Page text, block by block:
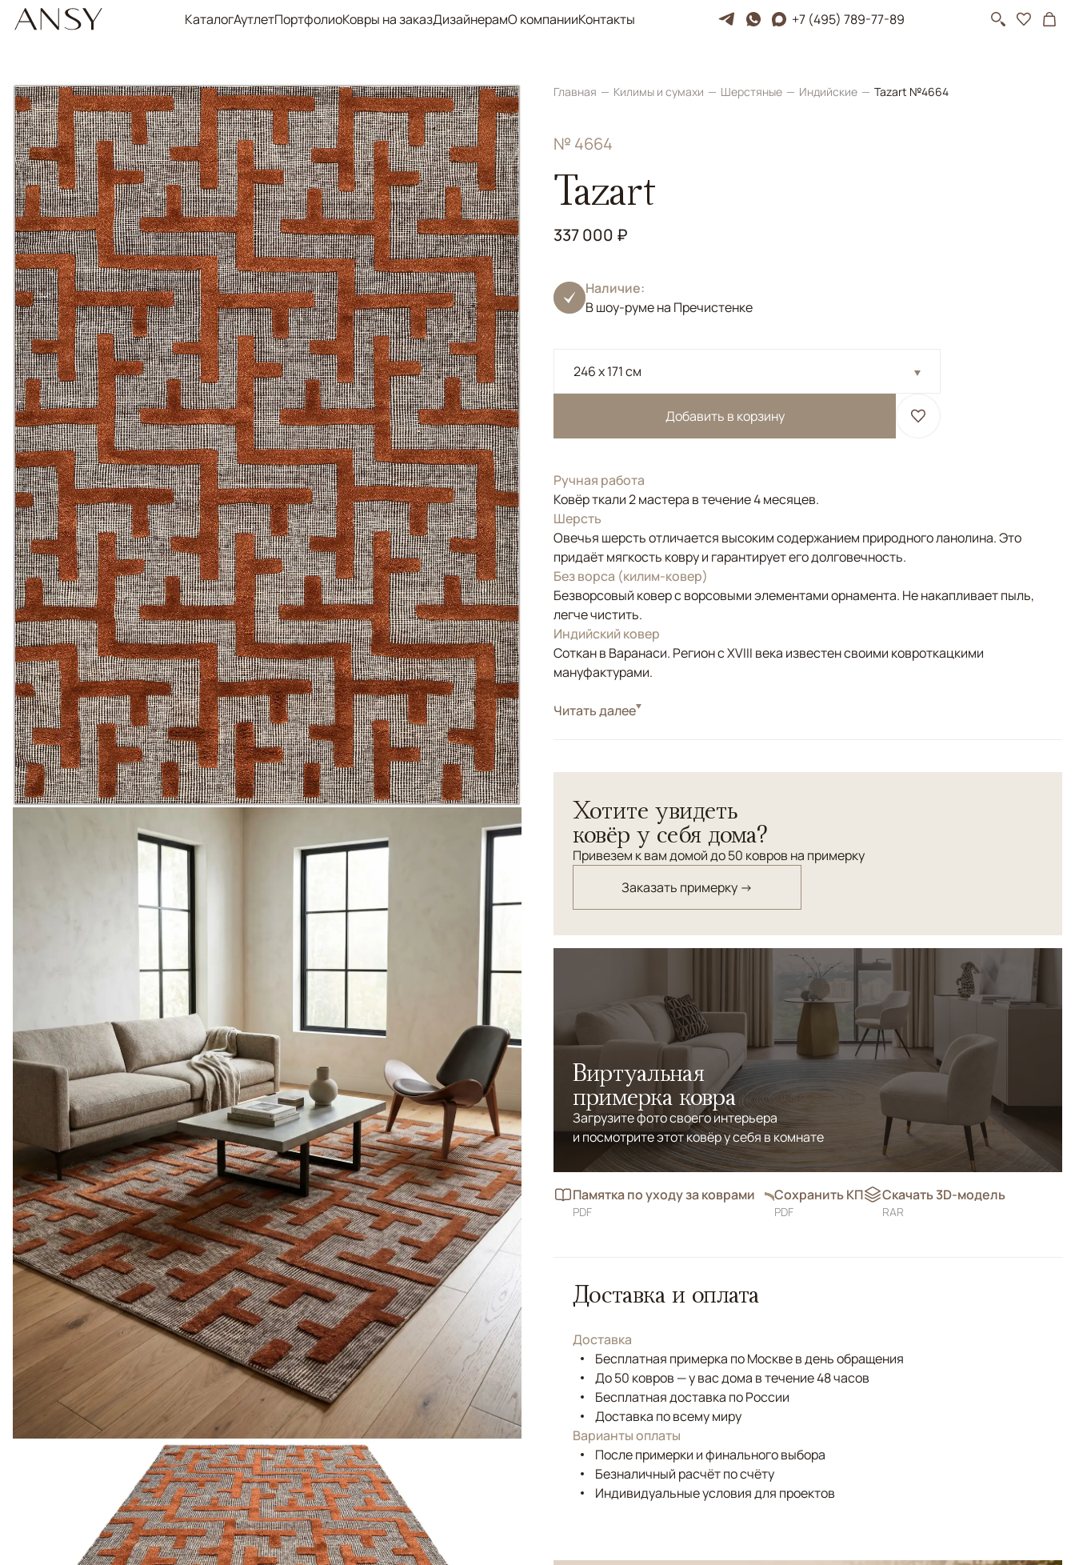
КаталогАутлетПортфолиоКовры на заказДизайнерамО компанииКонтакты +7 (495) 789-77-89
Главная Килимы и сумахи Шерстяные Индийские Tazart №4664
№ 4664
Tazart
337 000 ₽
Наличие:
В шоу-руме на Пречистенке
246 x 171 см
Добавить в корзину
Ручная работа
Ковёр ткали 2 мастера в течение 4 месяцев.
Шерсть
Овечья шерсть отличается высоким содержанием природного ланолина. Это
придаёт мягкость ковру и гарантирует его долговечность.
Без ворса (килим-ковер)
Безворсовый ковер с ворсовыми элементами орнамента. Не накапливает пыль,
легче чистить.
Индийский ковер
Соткан в Варанаси. Регион с XVIII века известен своими ковроткацкими
мануфактурами.
СтильКилимы и сумахи
Читать далее
Хотите увидеть
ковёр у себя дома?
Привезем к вам домой до 50 ковров на примерку
Заказать примерку →
Виртуальная
примерка ковра
Загрузите фото своего интерьера
и посмотрите этот ковёр у себя в комнате
Памятка по уходу за коврами
PDF
Сохранить КП
PDF
Скачать 3D-модель
RAR
Доставка и оплата
Доставка
Бесплатная примерка по Москве в день обращения
До 50 ковров — у вас дома в течение 48 часов
Бесплатная доставка по России
Доставка по всему миру
Варианты оплаты
После примерки и финального выбора
Безналичный расчёт по счёту
Индивидуальные условия для проектов